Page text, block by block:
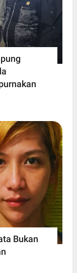
Bukan